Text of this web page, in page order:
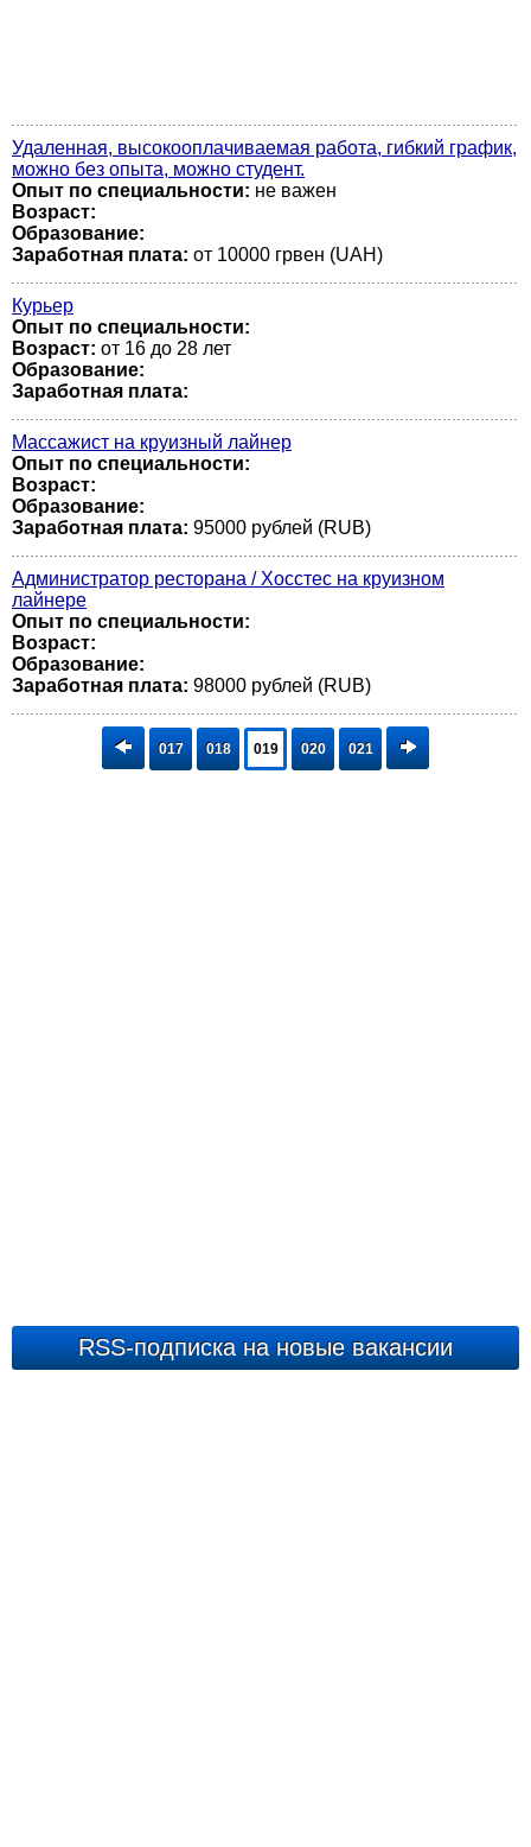
Удаленная, высокооплачиваемая работа, гибкий график,
можно без опыта, можно студент.
Опыт по специальности: не важен
Возраст:
Образование:
Заработная плата: от 10000 грвен (UAH)
Курьер
Опыт по специальности:
Возраст: от 16 до 28 лет
Образование:
Заработная плата:
Массажист на круизный лайнер
Опыт по специальности:
Возраст:
Образование:
Заработная плата: 95000 рублей (RUB)
Администратор ресторана / Хосстес на круизном
лайнере
Опыт по специальности:
Возраст:
Образование:
Заработная плата: 98000 рублей (RUB)
017 018 019 020 021
RSS-подписка на новые вакансии